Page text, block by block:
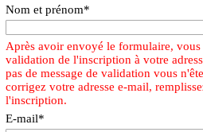
Nom et prénom*
Après avoir envoyé le formulaire, vous
validation de l'inscription à votre
pas de message de validation vous
corrigez votre adresse e-mail,
l'inscription.
E-mail*